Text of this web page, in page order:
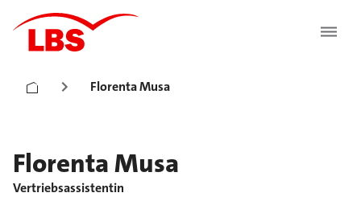
Florenta Musa
FlorentaMusa
Vertriebsassistentin